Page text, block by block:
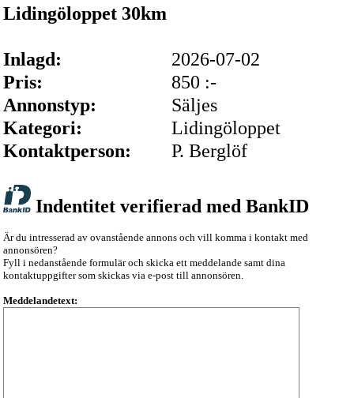
Lidingöloppet 30km
Inlagd:
2026-07-02
Pris:
850 :-
Annonstyp:
Säljes
Kategori:
Lidingöloppet
Kontaktperson:
P. Berglöf
Indentitet verifierad med BankID
Är du intresserad av ovanstående annons och vill komma i kontakt med
annonsören?
Fyll i nedanstående formulär och skicka ett meddelande samt dina
kontaktuppgifter som skickas via e-post till annonsören.
Meddelandetext: